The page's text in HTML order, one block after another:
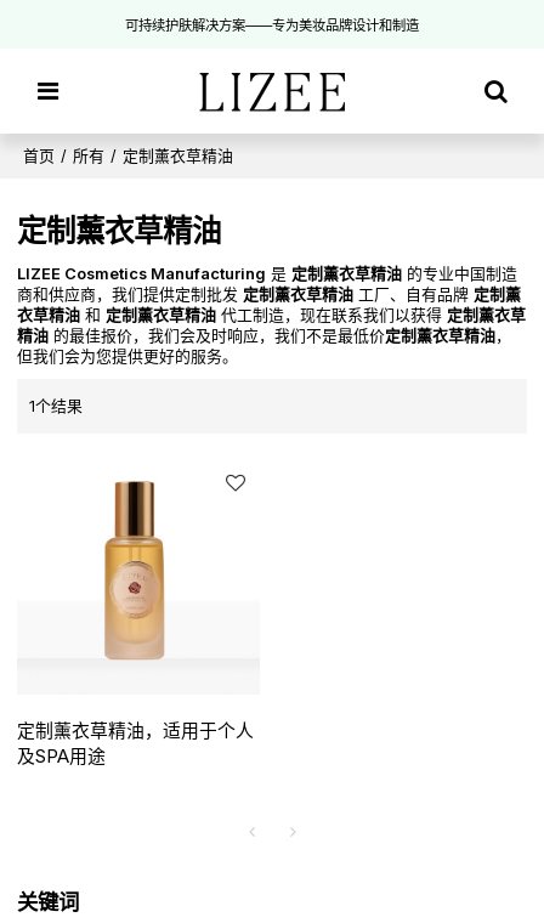
可持续护肤解决方案——专为美妆品牌设计和制造
首页 / 所有 / 定制薰衣草精油
定制薰衣草精油
LIZEE Cosmetics Manufacturing 是 定制薰衣草精油 的专业中国制造
商和供应商，我们提供定制批发 定制薰衣草精油 工厂、自有品牌 定制薰
衣草精油 和 定制薰衣草精油 代工制造，现在联系我们以获得 定制薰衣草
精油 的最佳报价，我们会及时响应，我们不是最低价定制薰衣草精油，
但我们会为您提供更好的服务。
1个结果
定制薰衣草精油，适用于个人
及SPA用途
关键词